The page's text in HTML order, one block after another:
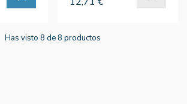
Has visto 8 de 8 productos